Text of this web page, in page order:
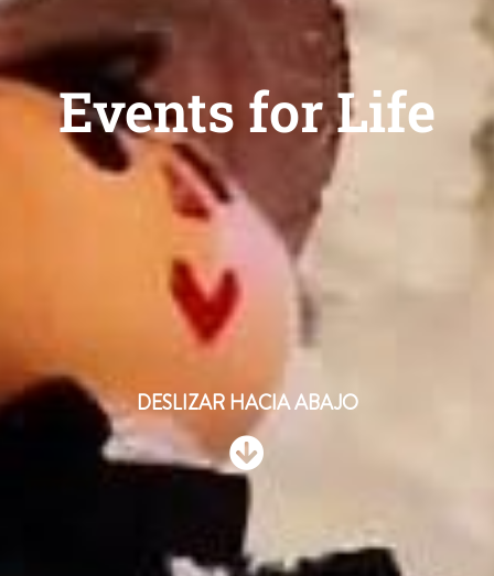
Events for Life
DESLIZAR HACIA ABAJO